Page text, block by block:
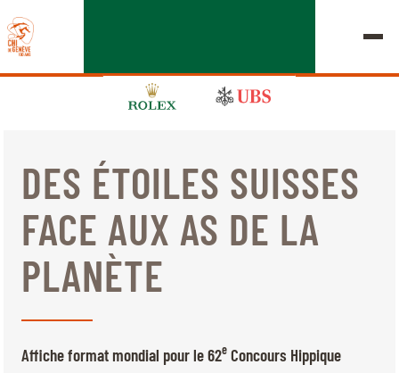
ÉDITION 2026
LE CHIG
MULTIMÉDIA
LIENS RAPIDES
Jeudi, 17 Septembre 2026
DES ÉTOILES SUISSES
FACE AUX AS DE LA
PLANÈTE
Affiche format mondial pour le 62e Concours Hippique